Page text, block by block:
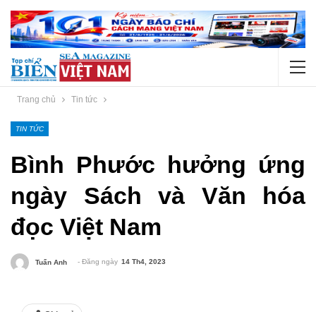
Trang chủ Tin tức
TIN TỨC
Bình Phước hưởng ứng
ngày Sách và Văn hóa
đọc Việt Nam
Tuấn Anh - Đăng ngày 14 Th4, 2023